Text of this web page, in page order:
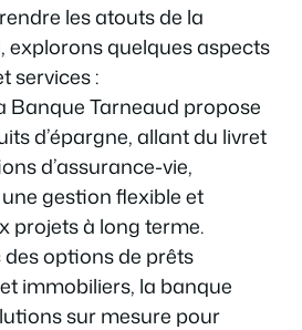
les atouts de la
explorons quelques aspects
services :
Banque Tarneaud propose
d’épargne, allant du livret
d’assurance-vie,
gestion flexible et
projets à long terme.
des options de prêts
immobiliers, la banque
sur mesure pour